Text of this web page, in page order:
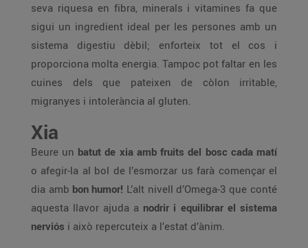
seva riquesa en fibra, minerals i vitamines fa que
sigui un ingredient ideal per les persones amb un
sistema digestiu dèbil; enforteix tot el cos i
proporciona molta energia. Tampoc pot faltar en les
cuines dels que pateixen de còlon irritable,
migranyes i intolerància al gluten.
Xia
Beure un batut de xia amb fruits del bosc cada matí
o afegir-la al bol de l’esmorzar us farà començar el
dia amb bon humor! L’alt nivell d’Omega-3 que conté
aquesta llavor ajuda a nodrir i equilibrar el sistema
nerviós i això repercuteix a l’estat d’ànim.